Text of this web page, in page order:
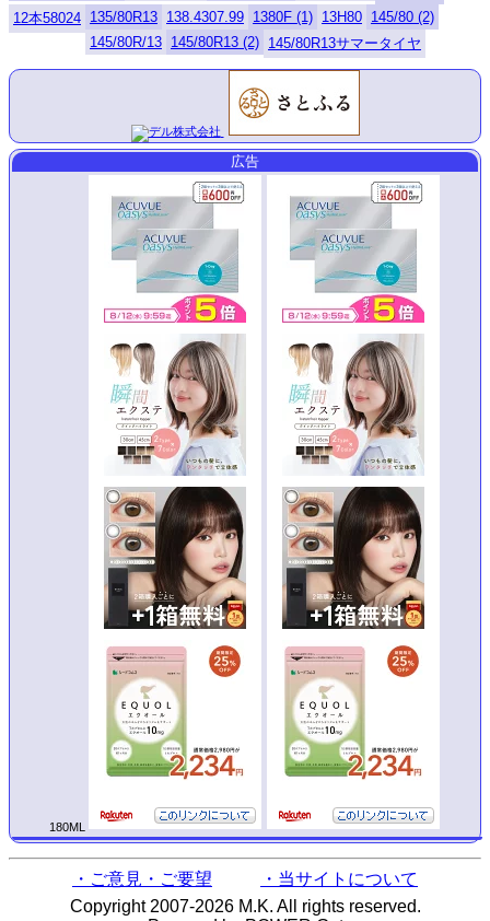
12本58024 135/80R13 138.4307.99 1380F (1) 13H80 145/80 (2)
145/80R/13 145/80R13 (2) 145/80R13サマータイヤ
広告
180ML
・ご意見・ご要望
・当サイトについて
Copyright 2007-2026 M.K. All rights reserved.